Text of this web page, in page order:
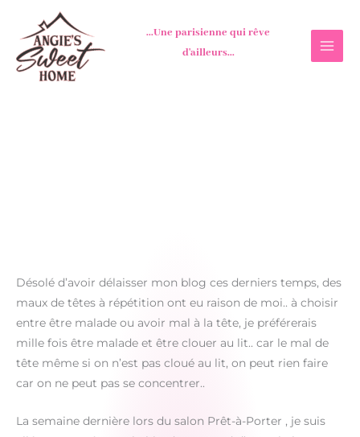
contenu
...Une parisienne qui rêve
d'ailleurs...
Désolé d’avoir délaisser mon blog ces derniers temps, des
maux de têtes à répétition ont eu raison de moi.. à choisir
entre être malade ou avoir mal à la tête, je préférerais
mille fois être malade et être clouer au lit.. car le mal de
tête même si on n’est pas cloué au lit, on peut rien faire
car on ne peut pas se concentrer..
La semaine dernière lors du salon Prêt-à-Porter , je suis